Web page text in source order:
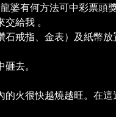
有何方法可中彩票頭獎
給我 。
戒指、金表）及紙幣
去。
火很快越燒越旺。在